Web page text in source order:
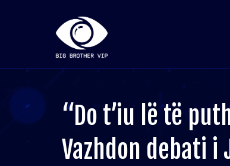
“Do t’iu lë të
Vazhdon debati i